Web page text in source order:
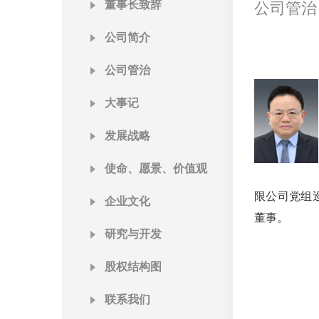
董事长致辞
公司简介
公司管治
大事记
发展战略
使命、愿景、价值观
企业文化
研究与开发
股权结构图
联系我们
公司管治
限公司党组
董事。